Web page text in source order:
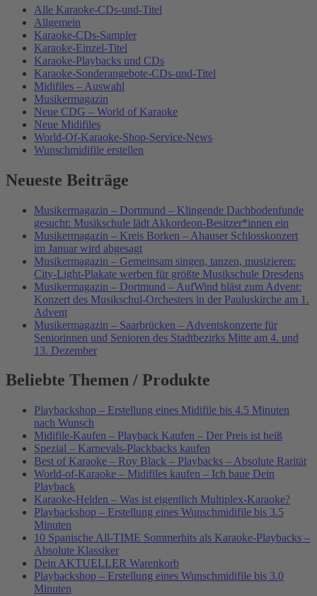
Alle Karaoke-CDs-und-Titel
Allgemein
Karaoke-CDs-Sampler
Karaoke-Einzel-Titel
Karaoke-Playbacks und CDs
Karaoke-Sonderangebote-CDs-und-Titel
Midifiles – Auswahl
Musikermagazin
Neue CDG – World of Karaoke
Neue Midifiles
World-Of-Karaoke-Shop-Service-News
Wunschmidifile erstellen
Neueste Beiträge
Musikermagazin – Dortmund – Klingende Dachbodenfunde
gesucht: Musikschule lädt Akkordeon-Besitzer*innen ein
Musikermagazin – Kreis Borken – Ahauser Schlosskonzert
im Januar wird abgesagt
Musikermagazin – Gemeinsam singen, tanzen, musizieren:
City-Light-Plakate werben für größte Musikschule Dresdens
Musikermagazin – Dortmund – AufWind bläst zum Advent:
Konzert des Musikschul-Orchesters in der Pauluskirche am 1.
Advent
Musikermagazin – Saarbrücken – Adventskonzerte für
Seniorinnen und Senioren des Stadtbezirks Mitte am 4. und
13. Dezember
Beliebte Themen / Produkte
Playbackshop – Erstellung eines Midifile bis 4.5 Minuten
nach Wunsch
Midifile-Kaufen – Playback Kaufen – Der Preis ist heiß
Spezial – Karnevals-Plackbacks kaufen
Best of Karaoke – Roy Black – Playbacks – Absolute Rarität
World-of-Karaoke – Midifiles kaufen – Ich baue Dein
Playback
Karaoke-Helden – Was ist eigentlich Multiplex-Karaoke?
Playbackshop – Erstellung eines Wunschmidifile bis 3.5
Minuten
10 Spanische All-TIME Sommerhits als Karaoke-Playbacks –
Absolute Klassiker
Dein AKTUELLER Warenkorb
Playbackshop – Erstellung eines Wunschmidifile bis 3.0
Minuten